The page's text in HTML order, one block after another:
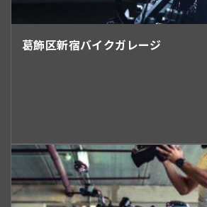
葛飾区新宿バイクガレージ